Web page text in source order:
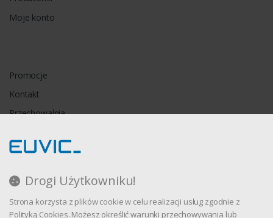
Drogi Użytkowniku!
Strona korzysta z plików cookie w celu realizacji usług zgodnie z
Polityką Cookies. Możesz określić warunki przechowywania lub
Moje konto
Promocje
Kontakt
Przechowalnia
Regulamin
Polityka prywatności